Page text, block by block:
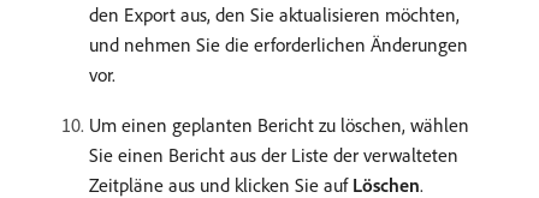
den Export aus, den Sie aktualisieren möchten,
und nehmen Sie die erforderlichen Änderungen
vor.
Um einen geplanten Bericht zu löschen, wählen
Sie einen Bericht aus der Liste der verwalteten
Zeitpläne aus und klicken Sie auf Löschen.